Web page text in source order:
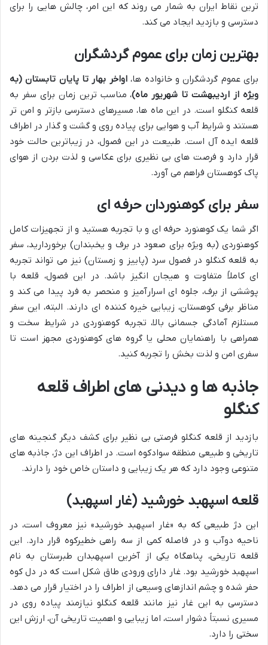
ترین نقاط ایران به شمار می روند که این امر، چالش هایی را برای
دسترسی و بازدید ایجاد می کند.
بهترین زمان برای عموم گردشگران
برای عموم گردشگران و خانواده ها،اواخر بهار تا پایان تابستان (به
ویژه از اردیبهشت تا شهریور ماه)، مناسب ترین زمان برای سفر به
قلعه کنگلو است. در این ماه ها، مسیرهای دسترسی بازتر و امن تر
هستند و شرایط آب و هوایی برای پیاده روی و گشت و گذار در اطراف
قلعه ایده آل است. طبیعت در این فصول، در زیباترین حالت خود
قرار دارد و فرصت های بی نظیری برای عکاسی و لذت بردن از هوای
پاک کوهستان فراهم می آورد.
سفر برای کوهنوردان حرفه ای
اگر شما یک کوهنورد حرفه ای و با تجربه هستید و از تجهیزات کامل
کوهنوردی (به ویژه برای صعود در برف و یخبندان) برخوردارید، سفر
به قلعه کنگلو در فصول سرد (پاییز و زمستان) نیز می تواند تجربه
ای کاملاً متفاوت و هیجان انگیز باشد. در این فصول، قلعه با
پوششی از برف، جلوه ای اسرارآمیز و منحصر به فرد پیدا می کند و
مناظر برفی کوهستان، زیبایی خیره کننده ای دارند. البته، این سفر
مستلزم آمادگی جسمانی بالا، تجربه کوهنوردی در شرایط سخت و
همراهی با راهنمایان محلی یا گروه های کوهنوردی مجهز است تا
سفری امن و لذت بخش را تجربه کنید.
جاذبه ها و دیدنی های اطراف قلعه
کنگلو
بازدید از قلعه کنگلو فرصتی بی نظیر برای کشف دیگر گنجینه های
تاریخی و طبیعی منطقه سوادکوه است. در اطراف این دژ، جاذبه های
متنوعی وجود دارد که هر یک زیبایی و داستان خاص خود را دارند.
قلعه اسپهبد خورشید (غار اسپهبد)
این دژ طبیعی که به «غار اسپهبد خورشید» نیز معروف است، در
ناحیه دوآب و در فاصله کمی از سه راهی خطیرکوه قرار دارد. این
قلعه تاریخی، پناهگاه یکی از آخرین اسپهبدان طبرستان به نام
اسپهبد خورشید بود. غار دارای ورودی طاق شکل است که در دل کوه
حفر شده و چشم اندازهای وسیعی از اطراف را در اختیار قرار می دهد.
دسترسی به این غار نیز مانند قلعه کنگلو نیازمند پیاده روی در
مسیری نسبتاً دشوار است، اما زیبایی و اهمیت تاریخی آن، ارزش این
سختی را دارد.